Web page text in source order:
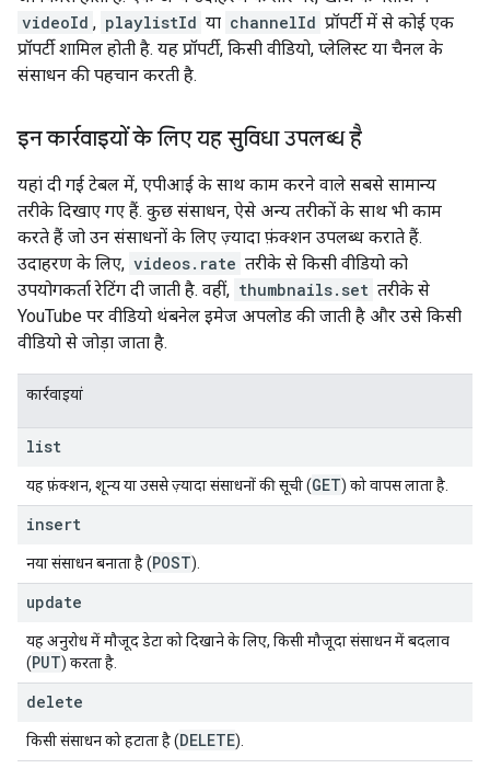
videoId , playlistId या channelId प्रॉपर्टी में से कोई एक
प्रॉपर्टी शामिल होती है. यह प्रॉपर्टी, किसी वीडियो, प्लेलिस्ट या चैनल के
संसाधन की पहचान करती है.
इन कार्रवाइयों के लिए यह सुविधा उपलब्ध है
यहां दी गई टेबल में, एपीआई के साथ काम करने वाले सबसे सामान्य
तरीके दिखाए गए हैं. कुछ संसाधन, ऐसे अन्य तरीकों के साथ भी काम
करते हैं जो उन संसाधनों के लिए ज़्यादा फ़ंक्शन उपलब्ध कराते हैं.
उदाहरण के लिए, videos.rate तरीके से किसी वीडियो को
उपयोगकर्ता रेटिंग दी जाती है. वहीं, thumbnails.set तरीके से
YouTube पर वीडियो थंबनेल इमेज अपलोड की जाती है और उसे किसी
वीडियो से जोड़ा जाता है.
कार्रवाइयां
list
यह फ़ंक्शन, शून्य या उससे ज़्यादा संसाधनों की सूची (GET) को वापस लाता है.
insert
नया संसाधन बनाता है (POST).
update
यह अनुरोध में मौजूद डेटा को दिखाने के लिए, किसी मौजूदा संसाधन में बदलाव
(PUT) करता है.
delete
किसी संसाधन को हटाता है (DELETE).